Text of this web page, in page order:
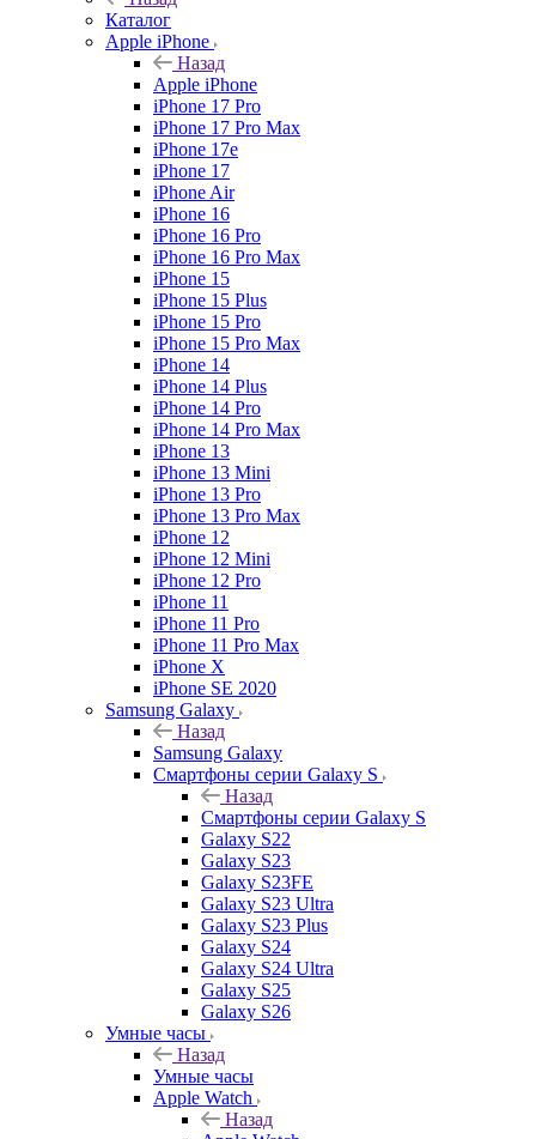
Каталог
Apple iPhone
Назад
Apple iPhone
iPhone 17 Pro
iPhone 17 Pro Max
iPhone 17e
iPhone 17
iPhone Air
iPhone 16
iPhone 16 Pro
iPhone 16 Pro Max
iPhone 15
iPhone 15 Plus
iPhone 15 Pro
iPhone 15 Pro Max
iPhone 14
iPhone 14 Plus
iPhone 14 Pro
iPhone 14 Pro Max
iPhone 13
iPhone 13 Mini
iPhone 13 Pro
iPhone 13 Pro Max
iPhone 12
iPhone 12 Mini
iPhone 12 Pro
iPhone 11
iPhone 11 Pro
iPhone 11 Pro Max
iPhone X
iPhone SE 2020
Samsung Galaxy
Назад
Samsung Galaxy
Смартфоны серии Galaxy S
Назад
Смартфоны серии Galaxy S
Galaxy S22
Galaxy S23
Galaxy S23FE
Galaxy S23 Ultra
Galaxy S23 Plus
Galaxy S24
Galaxy S24 Ultra
Galaxy S25
Galaxy S26
Умные часы
Назад
Умные часы
Apple Watch
Назад